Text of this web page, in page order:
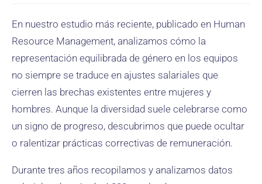
En nuestro estudio más reciente, publicado en Human
Resource Management, analizamos cómo la
representación equilibrada de género en los equipos
no siempre se traduce en ajustes salariales que
cierren las brechas existentes entre mujeres y
hombres. Aunque la diversidad suele celebrarse como
un signo de progreso, descubrimos que puede ocultar
o ralentizar prácticas correctivas de remuneración.
Durante tres años recopilamos y analizamos datos